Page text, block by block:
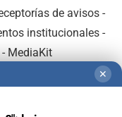
de avisos -
institucionales-
- MediaKit
✕